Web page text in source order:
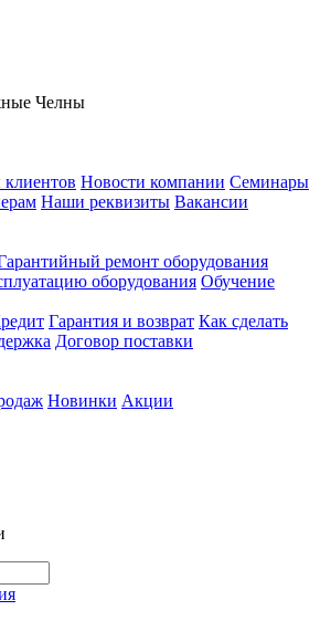
Челны
Новости компании Семинары
Наши реквизиты Вакансии
ремонт оборудования
оборудования Обучение
Гарантия и возврат Как сделать
Договор поставки
Новинки Акции